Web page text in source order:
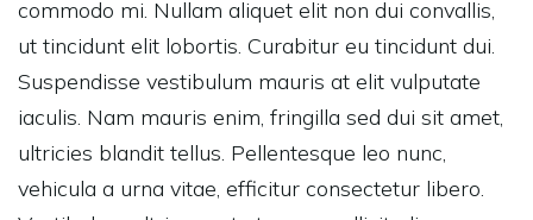
commodo mi. Nullam aliquet elit non dui convallis,
ut tincidunt elit lobortis. Curabitur eu tincidunt dui.
Suspendisse vestibulum mauris at elit vulputate
iaculis. Nam mauris enim, fringilla sed dui sit amet,
ultricies blandit tellus. Pellentesque leo nunc,
vehicula a urna vitae, efficitur consectetur libero.